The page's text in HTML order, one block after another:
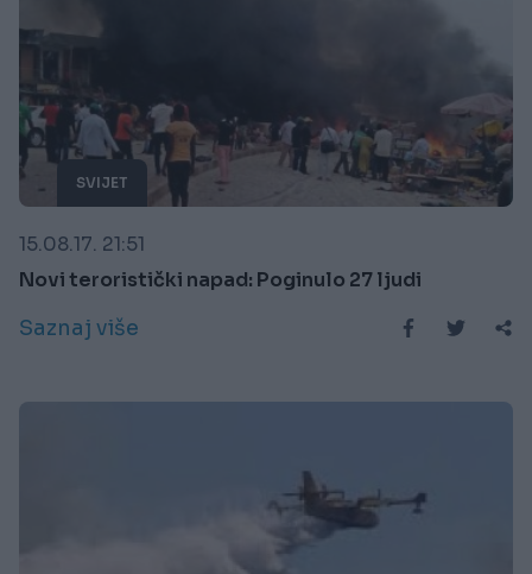
SVIJET
15.08.17. 21:51
Novi teroristički napad: Poginulo 27 ljudi
Saznaj više